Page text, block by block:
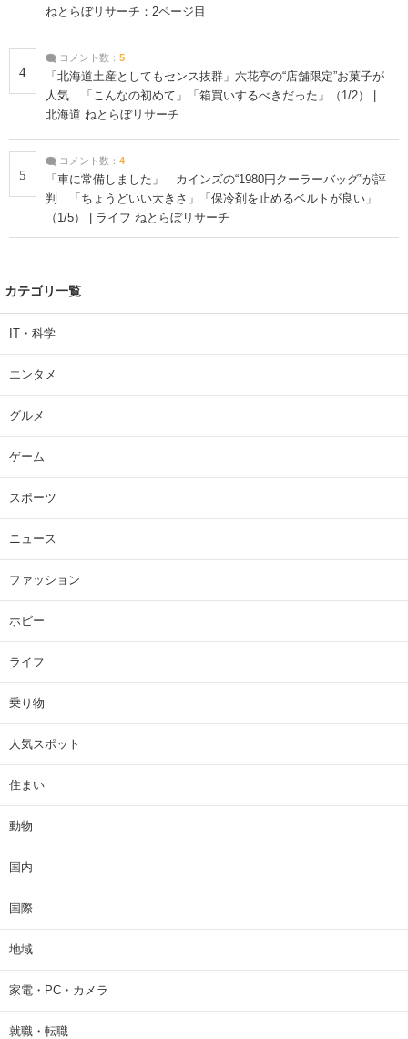
ねとらぼリサーチ：2ページ目
4
コメント数： 5
「北海道土産としてもセンス抜群」六花亭の“店舗限定”お菓子が
人気 「こんなの初めて」「箱買いするべきだった」（1/2） |
北海道 ねとらぼリサーチ
5
コメント数： 4
「車に常備しました」 カインズの“1980円クーラーバッグ”が評
判 「ちょうどいい大きさ」「保冷剤を止めるベルトが良い」
（1/5） | ライフ ねとらぼリサーチ
カテゴリ一覧
IT・科学
エンタメ
グルメ
ゲーム
スポーツ
ニュース
ファッション
ホビー
ライフ
乗り物
人気スポット
住まい
動物
国内
国際
地域
家電・PC・カメラ
就職・転職